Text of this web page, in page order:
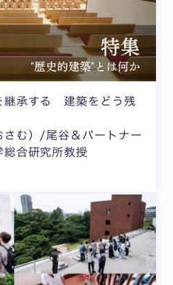
継承する 建築をどう残
む）/尾谷＆パートナー
総合研究所教授